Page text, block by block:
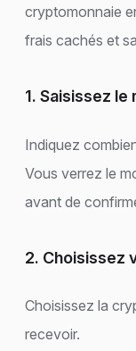
cryptomonnaie
frais cachés et
1. Saisissez le
Indiquez
Vous verrez le
avant de
2. Choisissez
Choisissez la
recevoir.